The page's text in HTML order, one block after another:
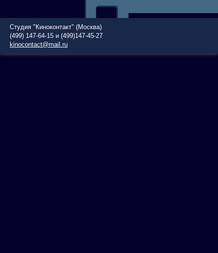
Студия "Киноконтакт" (Москва)
(499) 147-64-15 и (499)147-45-27
kinocontact@mail.ru